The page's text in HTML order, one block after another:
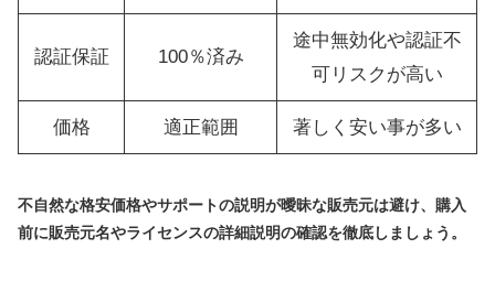
認証保証 100％済み
途中無効化や認証不
可リスクが高い
価格 適正範囲 著しく安い事が多い
不自然な格安価格やサポートの説明が曖昧な販売元は避け、購入
前に販売元名やライセンスの詳細説明の確認を徹底しましょう。